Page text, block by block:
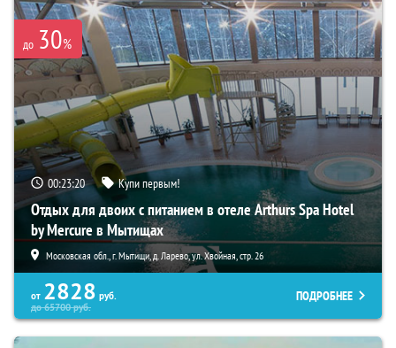
до 30%
00:23:19 Купи первым!
Отдых для двоих с питанием в отеле Arthurs Spa Hotel
by Mercure в Мытищах
Московская обл., г. Мытищи, д. Ларево, ул. Хвойная, стр. 26
от 2828 руб.
до65700руб.
ПОДРОБНЕЕ